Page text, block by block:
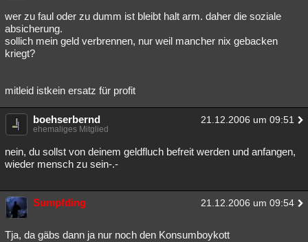
wer zu faul oder zu dumm ist bleibt halt arm. daher die soziale
absicherung.
sollich mein geld verbrennen, nur weil mancher nix gebacken
kriegt?
mitleid istkein ersatz für profit
boehserbernd 21.12.2006 um 09:51
ehemaliges Mitglied
nein, du sollst von deinem geldfluch befreit werden und anfangen,
wieder mensch zu sein-.-
Sumpfding 21.12.2006 um 09:54
Tja, da gäbs dann ja nur noch den Konsumboykott